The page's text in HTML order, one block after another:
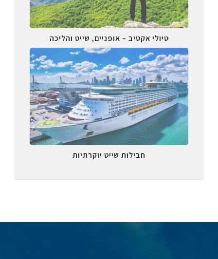
טיולי אקטיב – אופניים, שייט והליכה
חבילות שייט יוקרתיות